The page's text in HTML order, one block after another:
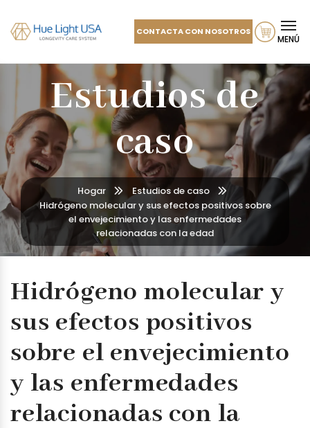
CONTACTA CON NOSOTROS
MENÚ
Estudios de
caso
Hogar
Estudios de caso
Hidrógeno molecular y sus efectos positivos sobre
el envejecimiento y las enfermedades
relacionadas con la edad
Hidrógeno molecular y
sus efectos positivos
sobre el envejecimiento
y las enfermedades
relacionadas con la